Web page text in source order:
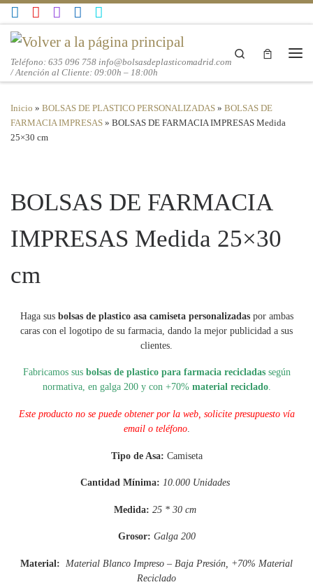
Saltar al contenido
Teléfono: 635 096 758 info@bolsasdeplasticomadrid.com
/ Atención al Cliente: 09:00h – 18:00h
Search
Inicio » BOLSAS DE PLASTICO PERSONALIZADAS » BOLSAS DE
FARMACIA IMPRESAS » BOLSAS DE FARMACIA IMPRESAS Medida
25×30 cm
BOLSAS DE FARMACIA
IMPRESAS Medida 25×30
cm
Haga sus bolsas de plastico asa camiseta personalizadaspor ambas
caras con el logotipo de su farmacia, dando la mejor publicidad a sus
clientes.
Fabricamos sus bolsas de plastico para farmacia recicladassegún
normativa, en galga 200 y con +70% material reciclado.
Este producto no se puede obtener por la web, solicite presupuesto vía
email o teléfono.
Tipo de Asa: Camiseta
Cantidad Mínima: 10 .000 Unidades
Medida: 25 * 30 cm
Grosor: Galga 200
Material:
Material Blanco Impreso – Baja Presión, +70% Material
Reciclado